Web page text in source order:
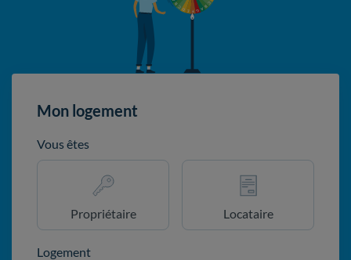
Mon logement
Vous êtes
Propriétaire Locataire
Logement